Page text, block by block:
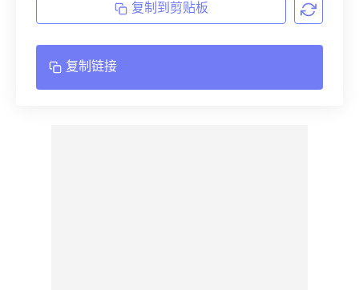
复制到剪贴板
复制链接